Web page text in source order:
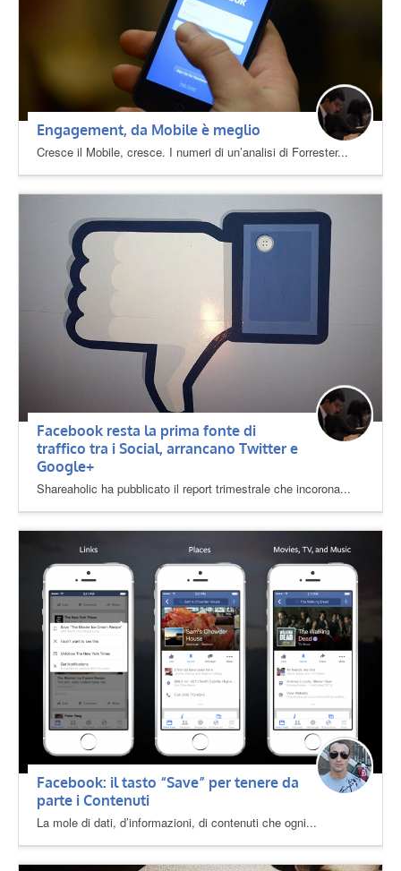
Engagement, da Mobile è meglio
Cresce il Mobile, cresce. I numeri di un’analisi di Forrester...
Facebook resta la prima fonte di
traffico tra i Social, arrancano Twitter e
Google+
Shareaholic ha pubblicato il report trimestrale che incorona...
Facebook: il tasto “Save” per tenere da
parte i Contenuti
La mole di dati, d’informazioni, di contenuti che ogni...